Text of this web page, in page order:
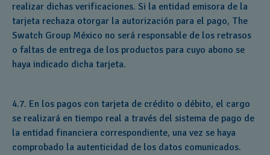
realizar dichas verificaciones. Si la entidad emisora de la
tarjeta rechaza otorgar la autorización para el pago, The
Swatch Group México no será responsable de los retrasos
o faltas de entrega de los productos para cuyo abono se
haya indicado dicha tarjeta.
4.7. En los pagos con tarjeta de crédito o débito, el cargo
se realizará en tiempo real a través del sistema de pago de
la entidad financiera correspondiente, una vez se haya
comprobado la autenticidad de los datos comunicados.